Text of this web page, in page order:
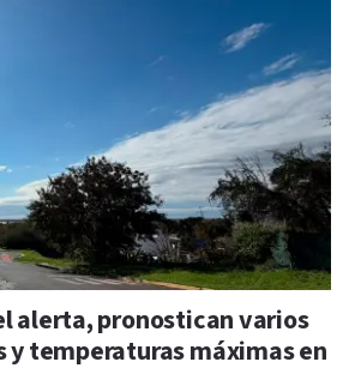
alerta, pronostican varios
y temperaturas máximas en